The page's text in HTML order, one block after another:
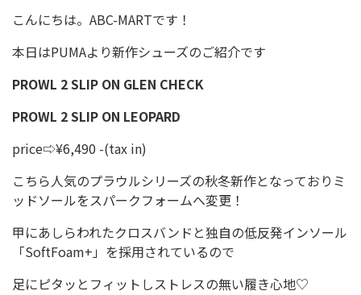
こんにちは。ABC-MARTです！
本日はPUMAより新作シューズのご紹介です
PROWL 2 SLIP ON GLEN CHECK
PROWL 2 SLIP ON LEOPARD
price⇨¥6,490 -(tax in)
こちら人気のプラウルシリーズの秋冬新作となっておりミ
ッドソールをスパークフォームへ変更！
甲にあしらわれたクロスバンドと独自の低反発インソール
「SoftFoam+」を採用されているので
足にピタッとフィットしストレスの無い履き心地♡